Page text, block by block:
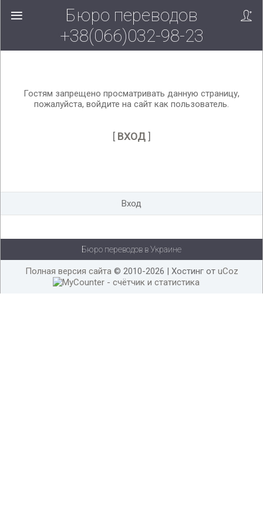
Вверх!
Бюро переводов
+38(066)032-98-23
Гостям запрещено просматривать данную страницу,
пожалуйста, войдите на сайт как пользователь.
[ ВХОД]
Вход
Бюро переводов в Украине
Полная версия сайта© 2010-2026 | Хостинг от uCoz